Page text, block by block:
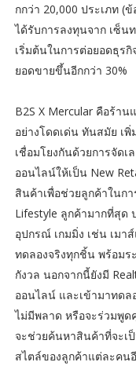
กกว่า 20,000 ประเภท
ได้รับการลงทุนจาก เซ็น
เริ่มต้นในการต่อยอดธุรกิ
ยอดขายขึ้นอีกกว่า 30%
B2S X Mercular คือร้า
อย่างโดดเด่น ทันสมัย เ
เชื่อมโยงกันด้วยการจัด
ออนไลน์ให้เป็น New
สินค้าเพื่อช่วยลูกค้าในก
Lifestyle ลูกค้ามากที่สุด
อุปกรณ์ เกมมิ่ง เช่น เม
ทดลองจริงทุกชิ้น พร้อมร
กังวล นอกจากนี้ยังมี
ออนไลน์ และเข้ามาทด
ไม่มีพลาด หรือจะร่วมพูด
จะช่วยค้นหาสินค้าที่จะเ
สไตล์ของลูกค้าแต่ละคน